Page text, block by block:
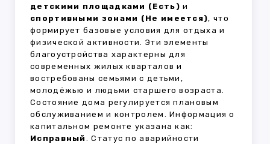
детскими площадками (Есть) и
спортивными зонами (Не имеется), что
формирует базовые условия для отдыха и
физической активности. Эти элементы
благоустройства характерны для
современных жилых кварталов и
востребованы семьями с детьми,
молодёжью и людьми старшего возраста.
Состояние дома регулируется плановым
обслуживанием и контролем. Информация о
капитальном ремонте указана как:
Исправный . Статус по аварийности